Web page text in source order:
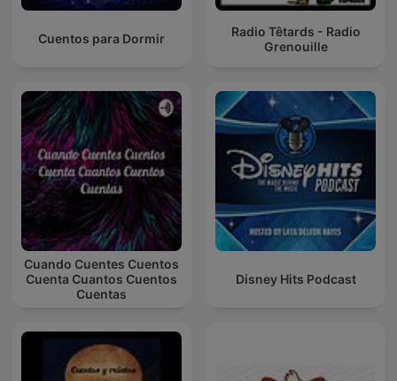
Cuentos para Dormir
Radio Têtards - Radio
Grenouille
Cuando Cuentes Cuentos
Cuenta Cuantos Cuentos
Cuentas
Disney Hits Podcast